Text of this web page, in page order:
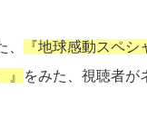
『地球感動スペ
をみた、視聴者が